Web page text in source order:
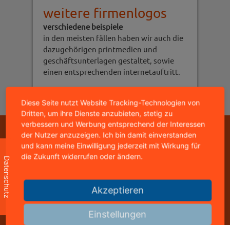
weitere firmenlogos
verschiedene beispiele
in den meisten fällen haben wir auch die
dazugehörigen printmedien und
geschäftsunterlagen gestaltet, sowie
einen entsprechenden internetauftritt.
Copyright © 2026 - mediastyle werbeagentur -
95326 kulmbach
home|impressum |datenschutz
mediastyle werbeagentur
95326 kulmbach
Datenschutz
Diese Seite nutzt Website Tracking-Technologien von
Dritten, um ihre Dienste anzubieten, stetig zu
verbessern und Werbung entsprechend der Interessen
der Nutzer anzuzeigen. Ich bin damit einverstanden
und kann meine Einwilligung jederzeit mit Wirkung für
die Zukunft widerrufen oder ändern.
Akzeptieren
Einstellungen